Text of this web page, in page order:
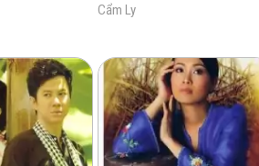
cao
Cẩm Ly